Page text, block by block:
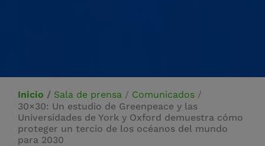
Inicio / Sala de prensa / Comunicados /
30×30: Un estudio de Greenpeace y las
Universidades de York y Oxford demuestra cómo
proteger un tercio de los océanos del mundo
para 2030